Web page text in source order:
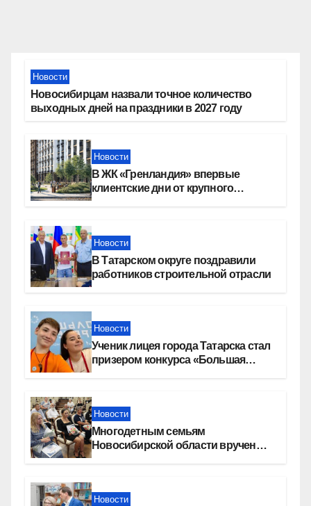
Новости
Новосибирцам назвали точное количество
выходных дней на праздники в 2027 году
Новости
В ЖК «Гренландия» впервые
клиентские дни от крупного
Новости
В Татарском округе поздравили
работников строительной отрасли
Новости
Ученик лицея города Татарска стал
призером конкурса «Большая
Новости
Многодетным семьям
Новосибирской области вручены
Новости